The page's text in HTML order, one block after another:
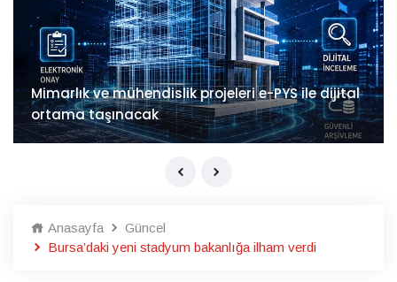
Mimarlık ve mühendislik projeleri e-PYS ile dijital
ortama taşınacak
Anasayfa
Güncel
Bursa’daki yeni stadyum bakanlığa ilham verdi